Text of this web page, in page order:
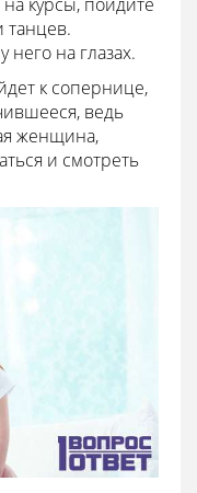
танцев.
него на глазах.
к сопернице,
ведь
женщина,
и смотреть